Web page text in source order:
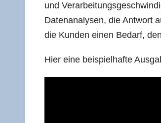
und
Daten­ana­ly­sen, die Ant­wort
die Kun­den einen Bedarf,
Hier eine bei­spiel­haf­te